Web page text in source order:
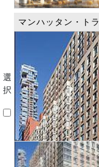
選
択
マンハッタン・ト